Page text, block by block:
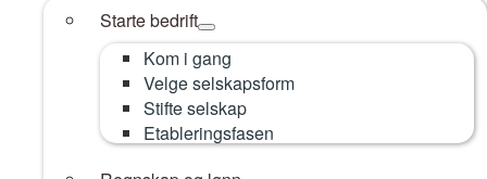
Starte bedrift
Kom i gang
Velge selskapsform
Stifte selskap
Etableringsfasen